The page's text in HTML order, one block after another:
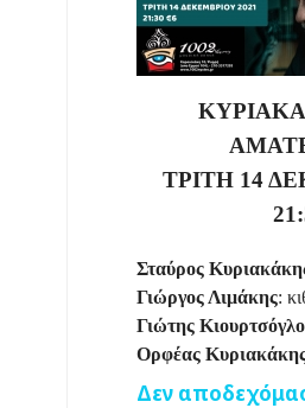
ΤΡΙΤΗ 14
Σταύρος
Γιώργος Λιμάκης:
Γιώτης
Ορφέας
Δεν